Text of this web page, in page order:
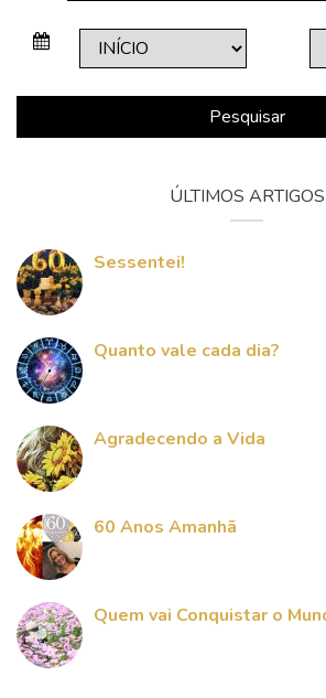
Pesquisar
ÚLTIMOS ARTIGOS
Sessentei!
Quanto vale cada dia?
Agradecendo a Vida
60 Anos Amanhã
Quem vai Conquistar o